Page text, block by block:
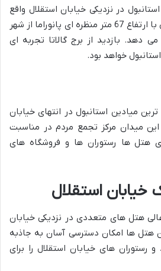
در نزدیکی خیابان استقلال واقع
شده است. این برج تاریخی با ارتفاع 67 متر منظره ای پانوراما از شهر
می دهد. بازدید از برج گالاتا تجربه ای
خواهد بود.
میادین استانبول در انتهای خیابان
میدان مرکز تجمع مردم در مناسبت
هتل ها رستوران ها و فروشگاه های
استقلال
هتل های متعددی در نزدیکی خیابان
هتل ها امکان دسترسی آسان به جاذبه
رستوران های خیابان استقلال را برای